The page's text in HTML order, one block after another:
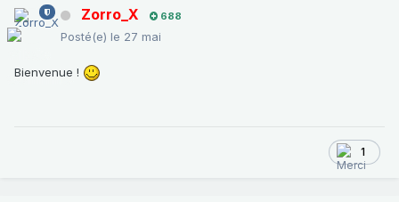
Zorro_X 688
Posté(e) le 27 mai
Bienvenue !
1